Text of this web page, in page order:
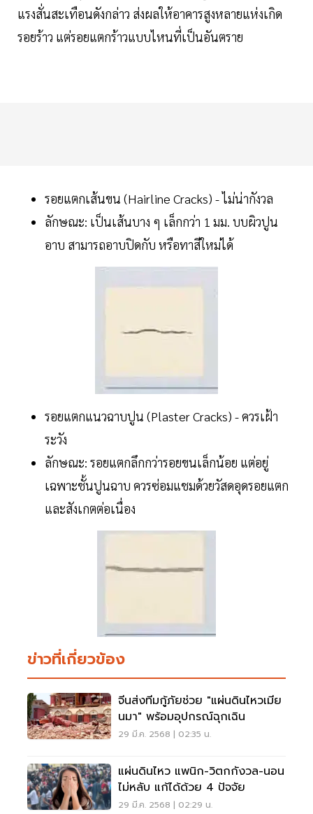
แรงสั่นสะเทือนดังกล่าว ส่งผลให้อาคารสูงหลายแห่งเกิด
รอยร้าว แต่รอยแตกร้าวแบบไหนที่เป็นอันตราย
รอยแตกเส้นขน (Hairline Cracks) - ไม่น่ากังวล
ลักษณะ: เป็นเส้นบาง ๆ เล็กกว่า 1 มม. บบผิวปูน
อาบ สามารถอาบปิดกับ หรือทาสีใหม่ได้
รอยแตกแนวฉาบปูน (Plaster Cracks) - ควรเฝ้า
ระวัง
ลักษณะ: รอยแตกลึกกว่ารอยขนเล็กน้อย แต่อยู่
เฉพาะชั้นปูนฉาบ ควรซ่อมแชมด้วยวัสดอุดรอยแตก
และสังเกตต่อเนื่อง
ข่าวที่เกี่ยวข้อง
จีนส่งทีมกู้ภัยช่วย "แผ่นดินไหวเมีย
นมา" พร้อมอุปกรณ์ฉุกเฉิน
29 มี.ค. 2568 | 02:35 น.
แผ่นดินไหว แพนิก-วิตกกังวล-นอน
ไม่หลับ แก้ได้ด้วย 4 ปัจจัย
29 มี.ค. 2568 | 02:29 น.